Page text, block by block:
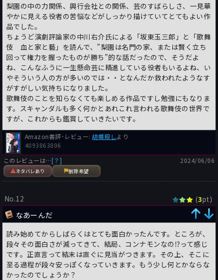
梨園の中の力関係、興行会社との関係、芸のすばらしさ、一見華
やかに見える役者の苦悩などがしっかり描けていてとてもよい作
品でした。
ちょうど演劇評論家の中川右介氏による「坂東玉三郎」と「歌舞
伎 血と家と藝」を読んで、”梨園は名門の家、または賢く立ち
回って権力を握ったものが勝ち”的な話だったので、そうだよ
ね、こんなふうに一生懸命芸に精進している役者もいるよね、い
やそういう人の方が多いのでは・・となんだか救われたようなす
がすがしい気持ちになりました。
歌舞伎のことを知らなくても楽しめる作品ですし勉強にもなりま
す。スキャンダルも多く何かとあれこれ言われる歌舞伎の世界で
すが、これからも鑑賞していきたいです。
Amazon書評･レビュー:胡蝶殺しより
4093863806
このレビューは…[？]
ネタバレあり 削除希望
2024/06/06
No.12 (3pt)
なあーんだ
読み始めてからしばらくはとても面白かったんです。ところが、
段々その面白さが減ってきて、結局、コンナモンなの⁉️って感じ
です。正直言って結末は直ぐに見当がつきます。その上、そこに
至る過程が段々安っぽくなっていきます。もう少し何とかならな
かったのでしょうか？